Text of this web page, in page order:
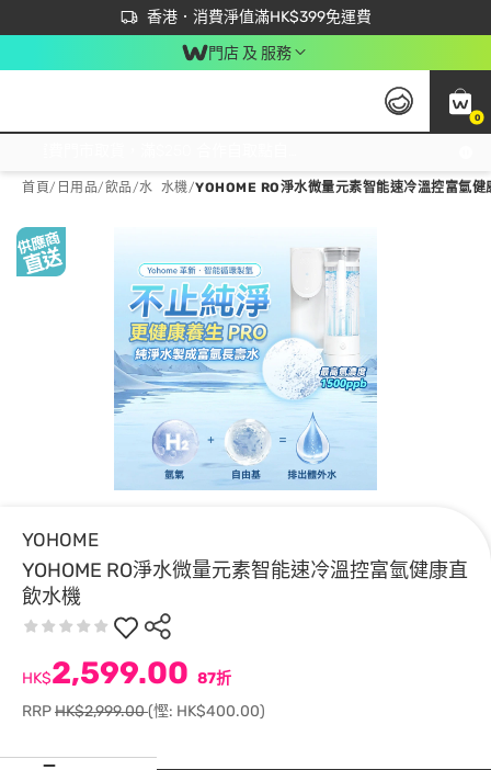
香港．消費淨值滿HK$399免運費
立即成為易賞錢會員盡享獨家優惠
首次APP下單買滿$450 輸入 NEWAPP 即減$50
門店 及 服務
0
首頁/ 日用品/飲品/水 水機/YOHOME RO淨水微量元素智能速冷溫控富氫健
YOHOME
YOHOME RO淨水微量元素智能速冷溫控富氫健康直
飲水機
HK$2,599.00 87折
RRPHK$2,999.00(慳: HK$400.00)